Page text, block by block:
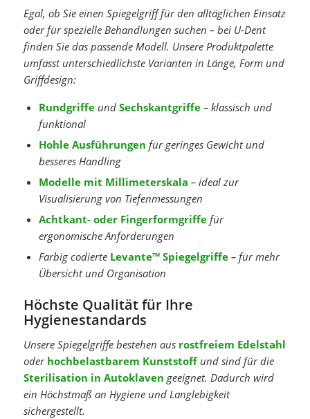
Egal, ob Sie einen Spiegelgriff für den alltäglichen Einsatz
oder für spezielle Behandlungen suchen – bei U-Dent
finden Sie das passende Modell. Unsere Produktpalette
umfasst unterschiedlichste Varianten in Länge, Form und
Griffdesign:
Rundgriffeund Sechskantgriffe– klassisch und
funktional
Hohle Ausführungen für geringes Gewicht und
besseres Handling
Modelle mit Millimeterskala – ideal zur
Visualisierung von Tiefenmessungen
Achtkant- oder Fingerformgriffefür
ergonomische Anforderungen
Farbig codierte Levante™ Spiegelgriffe– für mehr
Übersicht und Organisation
Höchste Qualität für Ihre
Hygienestandards
Unsere Spiegelgriffe bestehen aus rostfreiem Edelstahl
oder hochbelastbarem Kunststoffund sind für die
Sterilisation in Autoklaven geeignet. Dadurch wird
ein Höchstmaß an Hygiene und Langlebigkeit
sichergestellt.